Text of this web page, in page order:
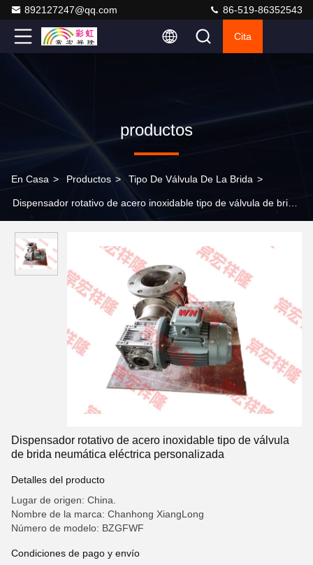
892127247@qq.com 86-519-86352543
Cita
productos
En Casa > Productos > Tipo De Válvula De La Brida >
Dispensador rotativo de acero inoxidable tipo de válvula de brida
Dispensador rotativo de acero inoxidable tipo de válvula
de brida neumática eléctrica personalizada
Detalles del producto
Lugar de origen: China.
Nombre de la marca: Chanhong XiangLong
Número de modelo: BZGFWF
Condiciones de pago y envío